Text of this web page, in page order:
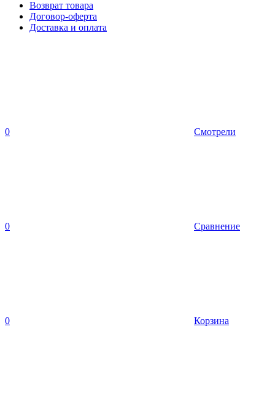
Возврат товара
Договор-оферта
Доставка и оплата
0 Смотрели
0 Сравнение
0 Корзина